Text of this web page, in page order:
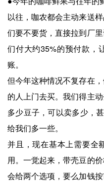
以往，咖农都会主动来送
们要不要货，直接拉到厂
们付大约35%的预付款，
账。
但今年这种情况不复存在
的人上门去买。我们得主
多少豆子，可以卖多少，
给我们多一些。
并且，现在基本上需要全
用。一觉起来，带壳豆的
会给两个选项，要么加钱